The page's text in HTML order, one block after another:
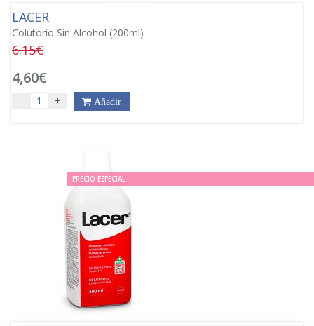
LACER
Colutorio Sin Alcohol (200ml)
6.15€
4,60€
- + Añadir
PRECIO ESPECIAL